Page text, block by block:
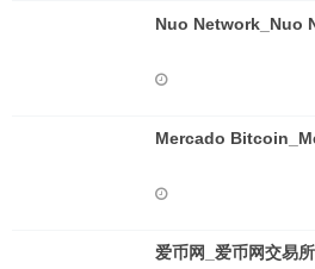
Nuo Network_Nuo
Mercado
爱币网_爱币网交易所